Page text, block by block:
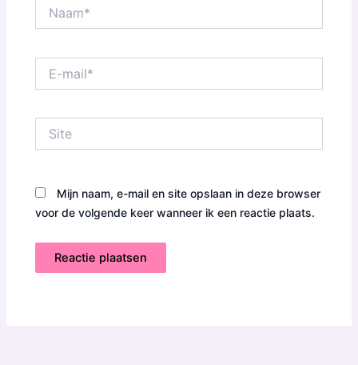
mail*
Mijn naam, e-mail en site opslaan in deze browser
voor de volgende keer wanneer ik een reactie plaats.